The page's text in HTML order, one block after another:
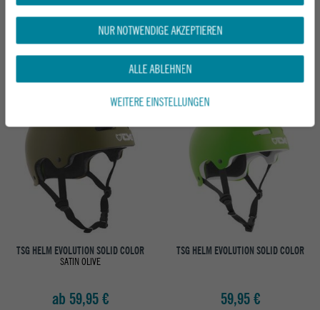
TSG HELM EVOLUTION SOLID COLOR
SATIN DARK BLACK
TSG HELM META SOLID COLOR
SATIN BLACK
TSG HELM EVOLUTION SOLID COLOR
SATIN OLIVE
ab 59,95 €
TSG HELM EVOLUTION SOLID COLOR
59,95 €
NUR NOTWENDIGE AKZEPTIEREN
ALLE ABLEHNEN
WEITERE EINSTELLUNGEN